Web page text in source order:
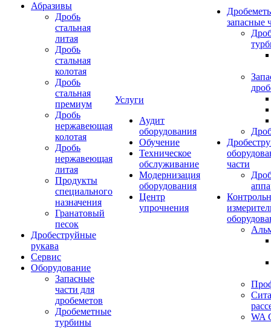
Абразивы
Дробь
стальная
литая
Дробь
стальная
колотая
Дробь
стальная
премиум
Дробь
нержавеющая
колотая
Дробь
нержавеющая
литая
Продукты
специального
назначения
Гранатовый
песок
Дробеструйные
рукава
Сервис
Оборудование
Запасные
части для
дробеметов
Дробеметные
турбины
Услуги
Аудит
оборудования
Обучение
Техническое
обслуживание
Модернизация
оборудования
Центр
упрочнения
запасные
части
WA